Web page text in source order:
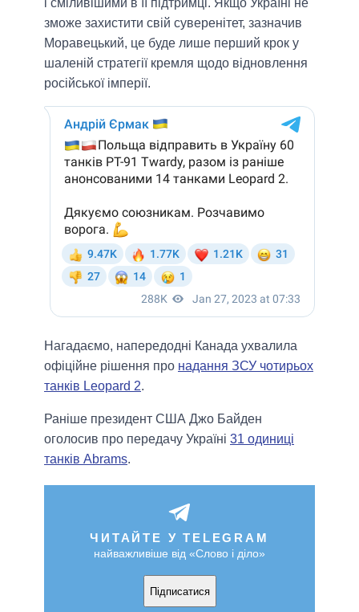
і сміливішими в її підтримці. Якщо Україні не
зможе захистити свій суверенітет, зазначив
Моравецький, це буде лише перший крок у
шаленій стратегії кремля щодо відновлення
російської імперії.
Нагадаємо, напередодні Канада ухвалила
офіційне рішення про надання ЗСУ чотирьох
танків Leopard 2.
Раніше президент США Джо Байден
оголосив про передачу Україні 31 одиниці
танків Abrams.
ЧИТАЙТЕ У TELEGRAM
найважливіше від «Слово і діло»
Підписатися